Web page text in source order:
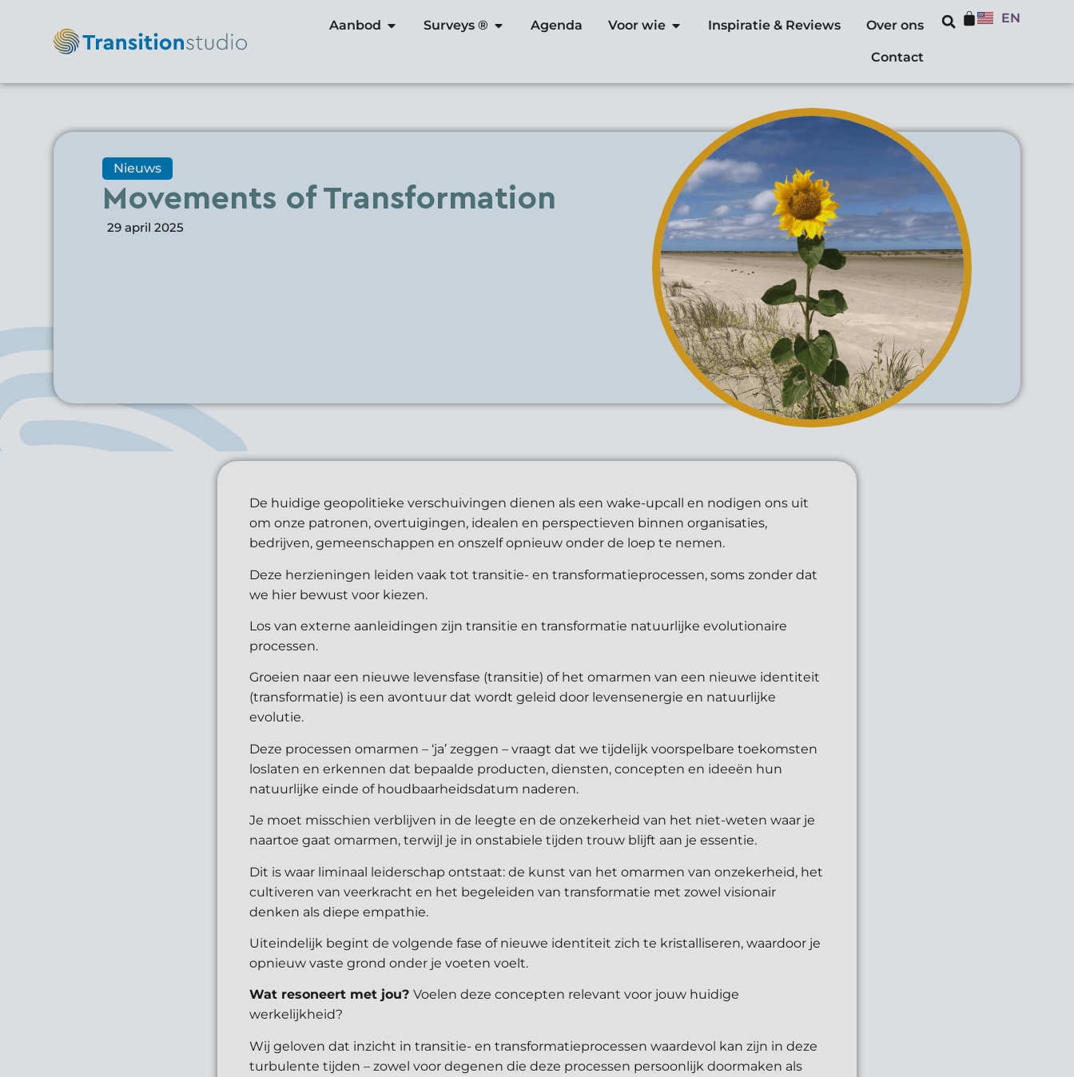
Aanbod Surveys ® Agenda Voor wie Inspiratie & Reviews Over ons
Contact
EN
Nieuws
Movements of Transformation
29 april 2025
De huidige geopolitieke verschuivingen dienen als een wake-upcall en nodigen ons uit
om onze patronen, overtuigingen, idealen en perspectieven binnen organisaties,
bedrijven, gemeenschappen en onszelf opnieuw onder de loep te nemen.
Deze herzieningen leiden vaak tot transitie- en transformatieprocessen, soms zonder dat
we hier bewust voor kiezen.
Los van externe aanleidingen zijn transitie en transformatie natuurlijke evolutionaire
processen.
Groeien naar een nieuwe levensfase (transitie) of het omarmen van een nieuwe identiteit
(transformatie) is een avontuur dat wordt geleid door levensenergie en natuurlijke
evolutie.
Deze processen omarmen – ‘ja’ zeggen – vraagt dat we tijdelijk voorspelbare toekomsten
loslaten en erkennen dat bepaalde producten, diensten, concepten en ideeën hun
natuurlijke einde of houdbaarheidsdatum naderen.
Je moet misschien verblijven in de leegte en de onzekerheid van het niet-weten waar je
naartoe gaat omarmen, terwijl je in onstabiele tijden trouw blijft aan je essentie.
Dit is waar liminaal leiderschap ontstaat: de kunst van het omarmen van onzekerheid, het
cultiveren van veerkracht en het begeleiden van transformatie met zowel visionair
denken als diepe empathie.
Uiteindelijk begint de volgende fase of nieuwe identiteit zich te kristalliseren, waardoor je
opnieuw vaste grond onder je voeten voelt.
Wat resoneert met jou? Voelen deze concepten relevant voor jouw huidige
werkelijkheid?
Wij geloven dat inzicht in transitie- en transformatieprocessen waardevol kan zijn in deze
turbulente tijden – zowel voor degenen die deze processen persoonlijk doormaken als